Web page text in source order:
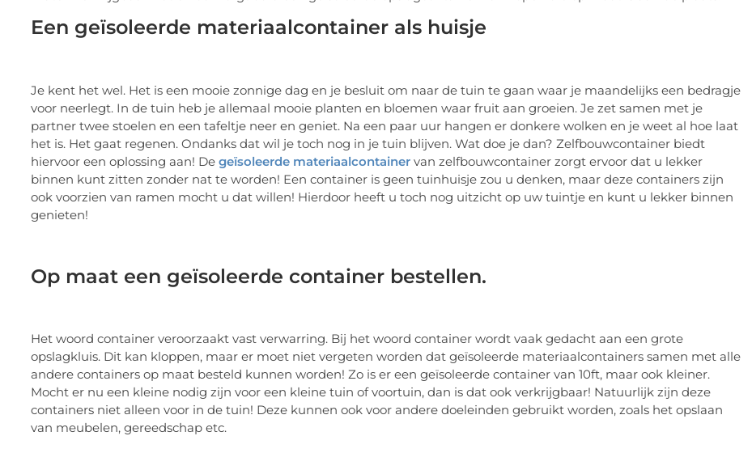
Een geïsoleerde materiaalcontainer als huisje
Je kent het wel. Het is een mooie zonnige dag en je besluit om naar de tuin te gaan waar je maandelijks een bedragje
voor neerlegt. In de tuin heb je allemaal mooie planten en bloemen waar fruit aan groeien. Je zet samen met je
partner twee stoelen en een tafeltje neer en geniet. Na een paar uur hangen er donkere wolken en je weet al hoe laat
het is. Het gaat regenen. Ondanks dat wil je toch nog in je tuin blijven. Wat doe je dan? Zelfbouwcontainer biedt
hiervoor een oplossing aan! De geïsoleerde materiaalcontainer van zelfbouwcontainer zorgt ervoor dat u lekker
binnen kunt zitten zonder nat te worden! Een container is geen tuinhuisje zou u denken, maar deze containers zijn
ook voorzien van ramen mocht u dat willen! Hierdoor heeft u toch nog uitzicht op uw tuintje en kunt u lekker binnen
genieten!
Op maat een geïsoleerde container bestellen.
Het woord container veroorzaakt vast verwarring. Bij het woord container wordt vaak gedacht aan een grote
opslagkluis. Dit kan kloppen, maar er moet niet vergeten worden dat geïsoleerde materiaalcontainers samen met alle
andere containers op maat besteld kunnen worden! Zo is er een geïsoleerde container van 10ft, maar ook kleiner.
Mocht er nu een kleine nodig zijn voor een kleine tuin of voortuin, dan is dat ook verkrijgbaar! Natuurlijk zijn deze
containers niet alleen voor in de tuin! Deze kunnen ook voor andere doeleinden gebruikt worden, zoals het opslaan
van meubelen, gereedschap etc.